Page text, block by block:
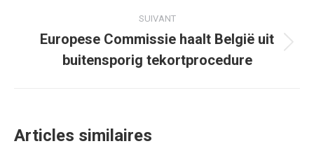
:
SUIVANT
suivant
Europese Commissie haalt België uit
buitensporig tekortprocedure
Articles similaires